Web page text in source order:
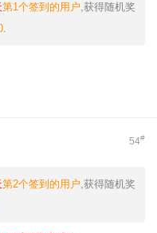
第1个签到的用户,获得随机奖
.
54#
第2个签到的用户,获得随机奖